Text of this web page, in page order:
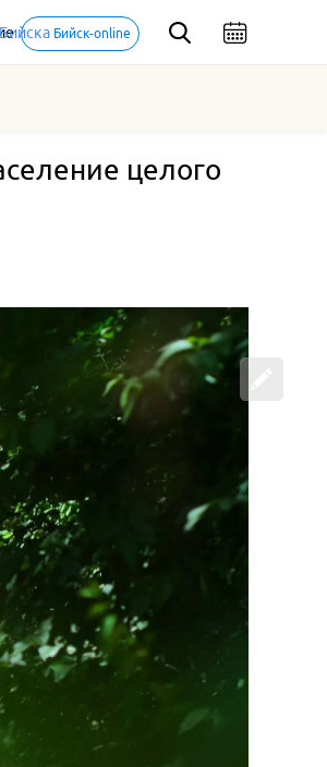
Бийск-online
целого